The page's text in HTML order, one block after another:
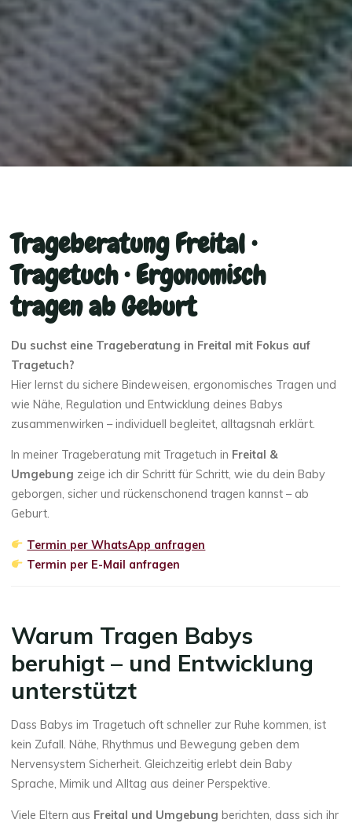
Trageberatung Freital •
Tragetuch • Ergonomisch
tragen ab Geburt
Du suchst eine Trageberatung in Freital mit Fokus auf
Tragetuch?
Hier lernst du sichere Bindeweisen, ergonomisches Tragen und
wie Nähe, Regulation und Entwicklung deines Babys
zusammenwirken – individuell begleitet, alltagsnah erklärt.
In meiner Trageberatung mit Tragetuch in Freital &
Umgebung zeige ich dir Schritt für Schritt, wie du dein Baby
geborgen, sicher und rückenschonend tragen kannst – ab
Geburt.
Termin per WhatsApp anfragen
Termin per E-Mail anfragen
Warum Tragen Babys
beruhigt – und Entwicklung
unterstützt
Dass Babys im Tragetuch oft schneller zur Ruhe kommen, ist
kein Zufall. Nähe, Rhythmus und Bewegung geben dem
Nervensystem Sicherheit. Gleichzeitig erlebt dein Baby
Sprache, Mimik und Alltag aus deiner Perspektive.
Viele Eltern aus Freital und Umgebung berichten, dass sich ihr